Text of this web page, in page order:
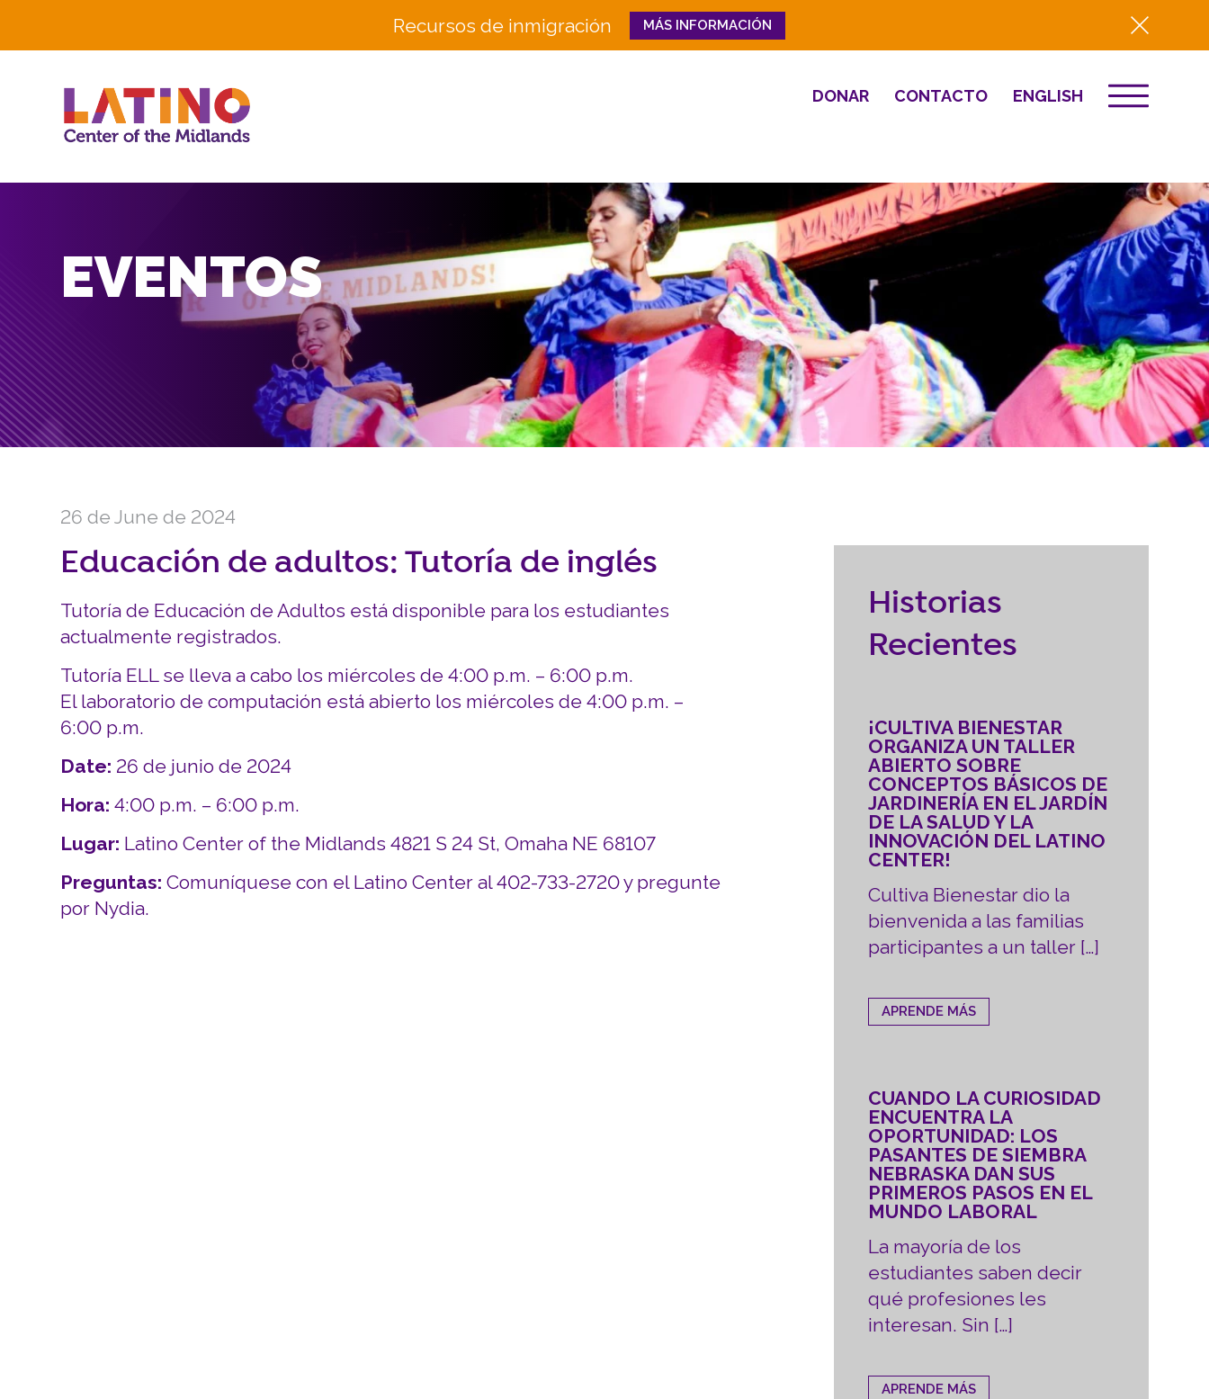
Recursos de inmigración MÁS INFORMACIÓN
Close
DONAR CONTACTO ENGLISH
SOMOS
Equipo
Historia
Educación e Innovación
en la Fuerza Laboral
Senderos Hacia el Éxito
Bienestar Familiar y Comunitario
CULTURA
INVOLUCRARSE
Carreras y Pasantías
Destino 2026
NOTICIAS
Prensa
Resumen del año
Renovación y
Reubicación
CONTACTO
DONAR
EVENTOS
26 de June de 2024
Educación de adultos: Tutoría de inglés
Tutoría de Educación de Adultos está disponible para los estudiantes
actualmente registrados.
Tutoría ELL se lleva a cabo los miércoles de 4:00 p.m. – 6:00 p.m.
El laboratorio de computación está abierto los miércoles de 4:00 p.m. –
6:00 p.m.
Date: 26 de junio de 2024
Hora: 4:00 p.m. – 6:00 p.m.
Lugar: Latino Center of the Midlands 4821 S 24 St, Omaha NE 68107
Preguntas: Comuníquese con el Latino Center al 402-733-2720 y pregunte
por Nydia.
Historias
Recientes
¡CULTIVA BIENESTAR
ORGANIZA UN TALLER
ABIERTO SOBRE
CONCEPTOS BÁSICOS DE
JARDINERÍA EN EL JARDÍN
DE LA SALUD Y LA
INNOVACIÓN DEL LATINO
CENTER!
Cultiva Bienestar dio la
bienvenida a las familias
participantes a un taller […]
APRENDE MÁS
CUANDO LA CURIOSIDAD
ENCUENTRA LA
OPORTUNIDAD: LOS
PASANTES DE SIEMBRA
NEBRASKA DAN SUS
PRIMEROS PASOS EN EL
MUNDO LABORAL
La mayoría de los
estudiantes saben decir
qué profesiones les
interesan. Sin […]
APRENDE MÁS